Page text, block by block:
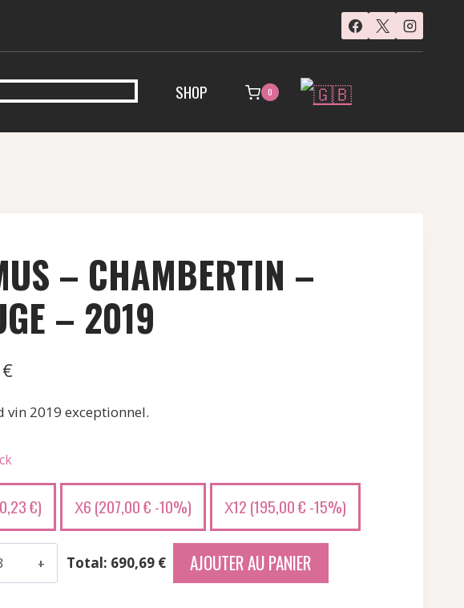
SHOP 0
– CHAMBERTIN –
– 2019
€
vin 2019 exceptionnel.
€) X6 (207,00€ -10%) X12 (195,00€ -15%)
Total: 690,69 € AJOUTER AU PANIER